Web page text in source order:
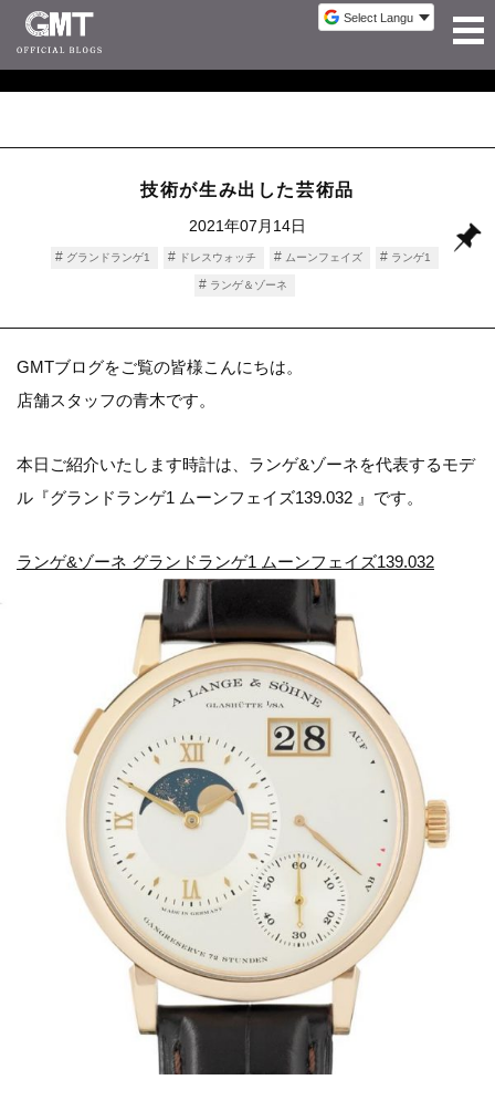
技術が生み出した芸術品
2021年07月14日
グランドランゲ1 ドレスウォッチ ムーンフェイズ ランゲ1
ランゲ＆ゾーネ
GMTブログをご覧の皆様こんにちは。
店舗スタッフの青木です。
本日ご紹介いたします時計は、ランゲ&ゾーネを代表するモデ
ル『グランドランゲ1 ムーンフェイズ139.032 』です。
ランゲ&ゾーネ グランドランゲ1 ムーンフェイズ139.032